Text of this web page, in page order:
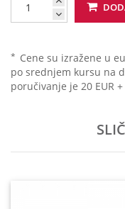
* Cene su izražene u
po srednjem kursu na
poručivanje je 20 EUR